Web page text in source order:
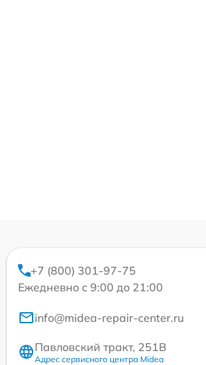
+7 (800) 301-97-75
Ежедневно с 9:00 до 21:00
info@midea-repair-center.ru
Павловский тракт, 251В
Адрес сервисного центра Midea